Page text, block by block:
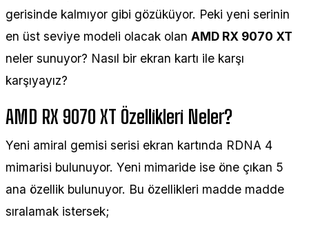
gerisinde kalmıyor gibi gözüküyor. Peki yeni serinin
en üst seviye modeli olacak olan AMD RX 9070 XT
neler sunuyor? Nasıl bir ekran kartı ile karşı
karşıyayız?
AMD RX 9070 XT Özellikleri Neler?
Yeni amiral gemisi serisi ekran kartında RDNA 4
mimarisi bulunuyor. Yeni mimaride ise öne çıkan 5
ana özellik bulunuyor. Bu özellikleri madde madde
sıralamak istersek;